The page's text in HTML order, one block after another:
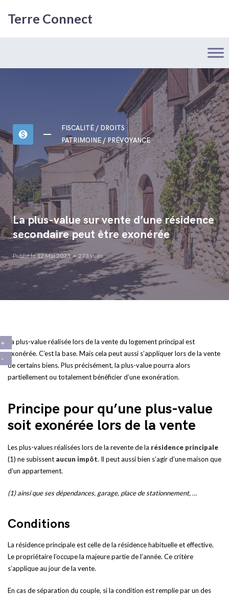
Terre Connect
monetization_on
FISCALITÉ / DROITS
PATRIMOINE / PRÉVOYANCE
La plus-value sur vente d’une résidence
secondaire peut être exonérée
Publié le 12 Mai 2023 273 vues
La plus-value réalisée lors de la vente du logement principal est
exonérée. C’est la base. Mais cela peut aussi s’appliquer lors de la vente
de certains biens. Plus précisément, la plus-value pourra alors
partiellement ou totalement bénéficier d’une exonération.
Principe pour qu’une plus-value
soit exonérée lors de la vente
Les plus-values réalisées lors de la revente de la résidence principale
(1) ne subissent aucun impôt. Il peut aussi bien s’agir d’une maison que
d’un appartement.
(1) ainsi que ses dépendances, garage, place de stationnement, …
Conditions
La résidence principale est celle de la résidence habituelle et effective.
Le propriétaire l’occupe la majeure partie de l’année. Ce critère
s’applique au jour de la vente.
En cas de séparation du couple, si la condition est remplie par un des